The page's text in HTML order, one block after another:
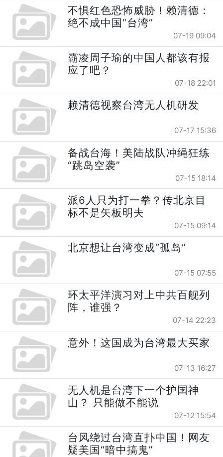
不惧红色恐怖威胁！赖清德：
绝不成中国“台湾”
07-19 09:04
霸凌周子瑜的中国人都该有报
应了吧？
07-18 22:01
赖清德视察台湾无人机研发
07-17 15:36
备战台海！美陆战队冲绳狂练
“跳岛空袭”
07-15 18:14
派6人只为打一拳？传北京目
标不是矢板明夫
07-15 09:14
北京想让台湾变成“孤岛”
07-15 07:55
环太平洋演习对上中共百舰列
阵，谁强？
07-14 22:23
意外！这国成为台湾最大买家
07-13 16:27
无人机是台湾下一个护国神
山？ 只能做不能说
07-12 15:54
台风绕过台湾直扑中国！网友
疑美国“暗中搞鬼”